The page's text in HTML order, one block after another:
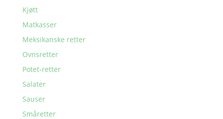
Kjøtt
Matkasser
Meksikanske retter
Ovnsretter
Potet-retter
Salater
Sauser
Småretter